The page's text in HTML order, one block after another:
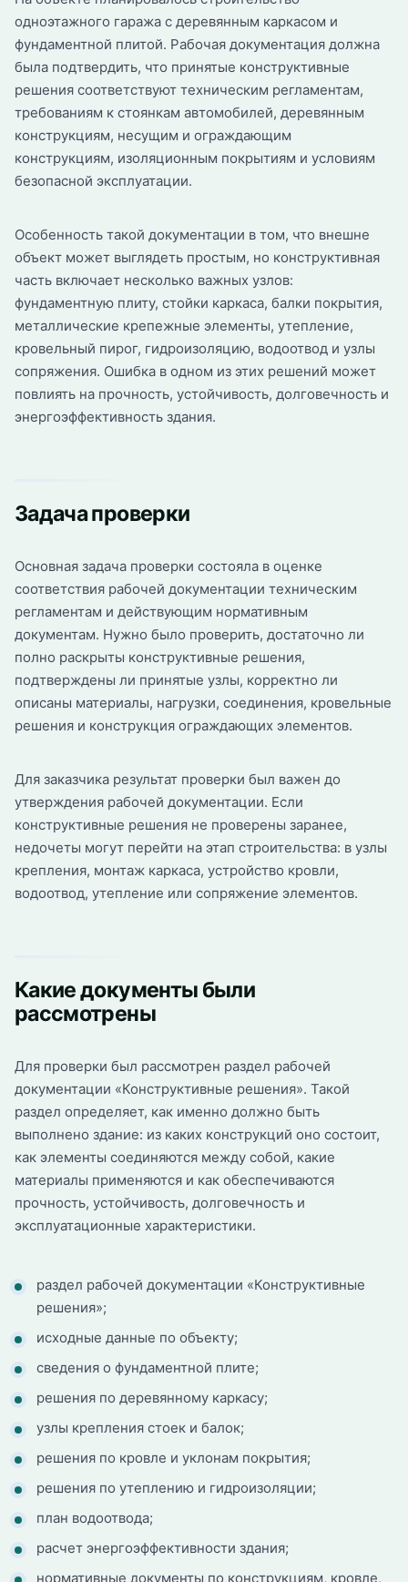
одноэтажного гаража с деревянным каркасом и
фундаментной плитой. Рабочая документация должна
была подтвердить, что принятые конструктивные
решения соответствуют техническим регламентам,
требованиям к стоянкам автомобилей, деревянным
конструкциям, несущим и ограждающим
конструкциям, изоляционным покрытиям и условиям
безопасной эксплуатации.
Особенность такой документации в том, что внешне
объект может выглядеть простым, но конструктивная
часть включает несколько важных узлов:
фундаментную плиту, стойки каркаса, балки покрытия,
металлические крепежные элементы, утепление,
кровельный пирог, гидроизоляцию, водоотвод и узлы
сопряжения. Ошибка в одном из этих решений может
повлиять на прочность, устойчивость, долговечность и
энергоэффективность здания.
Задача проверки
Основная задача проверки состояла в оценке
соответствия рабочей документации техническим
регламентам и действующим нормативным
документам. Нужно было проверить, достаточно ли
полно раскрыты конструктивные решения,
подтверждены ли принятые узлы, корректно ли
описаны материалы, нагрузки, соединения, кровельные
решения и конструкция ограждающих элементов.
Для заказчика результат проверки был важен до
утверждения рабочей документации. Если
конструктивные решения не проверены заранее,
недочеты могут перейти на этап строительства: в узлы
крепления, монтаж каркаса, устройство кровли,
водоотвод, утепление или сопряжение элементов.
Какие документы были
рассмотрены
Для проверки был рассмотрен раздел рабочей
документации «Конструктивные решения». Такой
раздел определяет, как именно должно быть
выполнено здание: из каких конструкций оно состоит,
как элементы соединяются между собой, какие
материалы применяются и как обеспечиваются
прочность, устойчивость, долговечность и
эксплуатационные характеристики.
раздел рабочей документации «Конструктивные
решения»;
исходные данные по объекту;
сведения о фундаментной плите;
решения по деревянному каркасу;
узлы крепления стоек и балок;
решения по кровле и уклонам покрытия;
решения по утеплению и гидроизоляции;
план водоотвода;
расчет энергоэффективности здания;
нормативные документы по конструкциям, кровле,